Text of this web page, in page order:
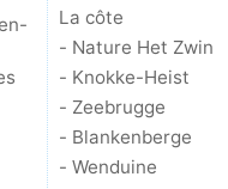
La côte
- Nature Het Zwin
- Knokke-Heist
- Zeebrugge
- Blankenberge
- Wenduine